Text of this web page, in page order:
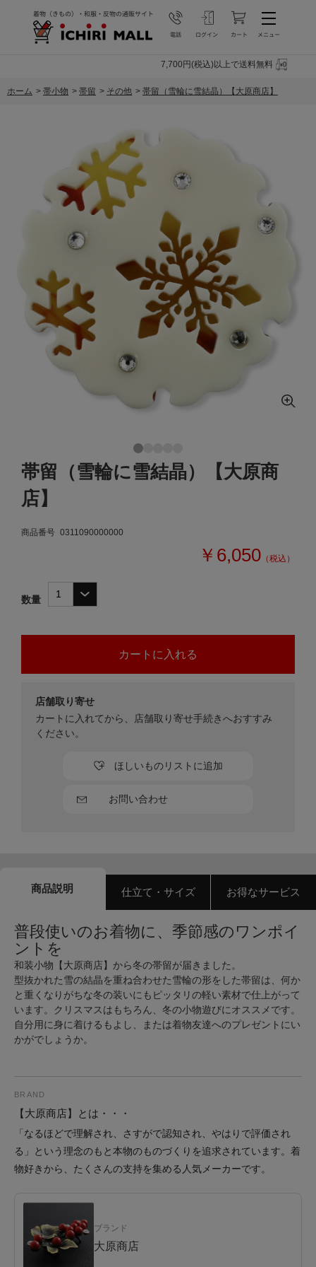
7,700円(税込)以上で送料無料
ホーム > 帯小物 > 帯留 > その他 > 帯留（雪輪に雪結晶）【大原商店】
帯留（雪輪に雪結晶）【大原商
店】
商品番号 0311090000000
￥6,050 （税込）
数量
お問い合わせ
ほしいものリストに追加
店舗取り寄せ
カートに入れてから、店舗取り寄せ手続きへおすすみ
ください。
商品説明 仕立て・サイズ お得なサービス
普段使いのお着物に、季節感のワンポイ
ントを
和装小物【大原商店】から冬の帯留が届きました。
型抜かれた雪の結晶を重ね合わせた雪輪の形をした帯留は、何か
と重くなりがちな冬の装いにもピッタリの軽い素材で仕上がって
います。クリスマスはもちろん、冬の小物遊びにオススメです。
自分用に身に着けるもよし、または着物友達へのプレゼントにい
かがでしょうか。
BRAND
【大原商店】とは・・・
「なるほどで理解され、さすがで認知され、やはりで評価され
る」という理念のもと本物のものづくりを追求されています。着
物好きから、たくさんの支持を集める人気メーカーです。
ブランド
大原商店